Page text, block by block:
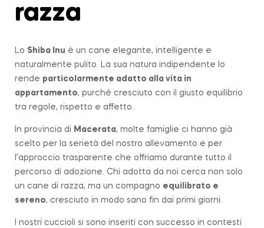
razza
Lo Shiba Inu è un cane elegante, intelligente e
naturalmente pulito. La sua natura indipendente lo
rende particolarmente adatto alla vita in
appartamento, purché cresciuto con il giusto equilibrio
tra regole, rispetto e affetto.
In provincia di Macerata, molte famiglie ci hanno già
scelto per la serietà del nostro allevamento e per
l’approccio trasparente che offriamo durante tutto il
percorso di adozione. Chi adotta da noi cerca non solo
un cane di razza, ma un compagno equilibrato e
sereno, cresciuto in modo sano fin dai primi giorni.
I nostri cuccioli si sono inseriti con successo in contesti